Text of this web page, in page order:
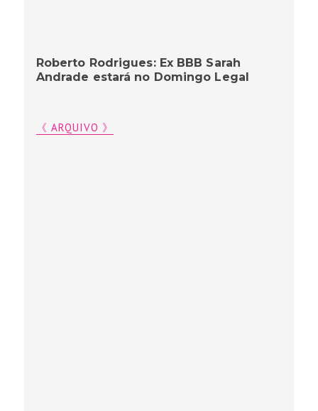
Roberto Rodrigues: Ex BBB Sarah
Andrade estará no Domingo Legal
《 ARQUIVO 》